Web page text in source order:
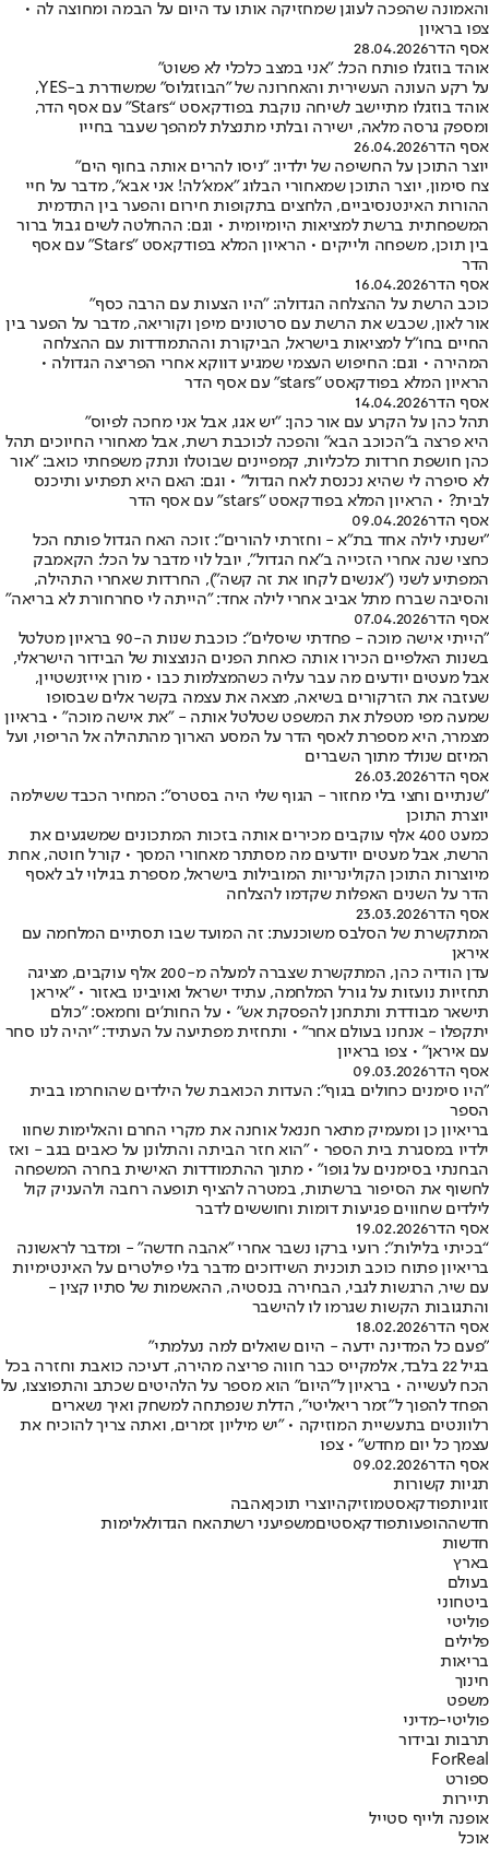
והאמונה שהפכה לעוגן שמחזיקה אותו עד היום על הבמה ומחוצה לה •
צפו בראיון
אסף הדר28.04.2026
אוהד בוזגלו פותח הכל: "אני במצב כלכלי לא פשוט"
על רקע העונה העשירית והאחרונה של "הבוזגלוס" שמשודרת ב-YES,
אוהד בוזגלו מתיישב לשיחה נוקבת בפודקאסט “Stars” עם אסף הדר,
ומספק גרסה מלאה, ישירה ובלתי מתנצלת למהפך שעבר בחייו
אסף הדר26.04.2026
יוצר התוכן על החשיפה של ילדיו: "ניסו להרים אותה בחוף הים"
צח סימון, יוצר התוכן שמאחורי הבלוג "אמא'לה! אני אבא", מדבר על חיי
ההורות האינטנסיביים, הלחצים בתקופות חירום והפער בין התדמית
המשפחתית ברשת למציאות היומיומית • וגם: ההחלטה לשים גבול ברור
בין תוכן, משפחה ולייקים • הראיון המלא בפודקאסט "Stars" עם אסף
הדר
אסף הדר16.04.2026
כוכב הרשת על ההצלחה הגדולה: "היו הצעות עם הרבה כסף"
אור לאון, שכבש את הרשת עם סרטונים מיפן וקוריאה, מדבר על הפער בין
החיים בחו"ל למציאות בישראל, הביקורת וההתמודדות עם ההצלחה
המהירה • וגם: החיפוש העצמי שמגיע דווקא אחרי הפריצה הגדולה •
הראיון המלא בפודקאסט "stars" עם אסף הדר
אסף הדר14.04.2026
תהל כהן על הקרע עם אור כהן: "יש אגו, אבל אני מחכה לפיוס"
היא פרצה ב"הכוכב הבא" והפכה לכוכבת רשת, אבל מאחורי החיוכים תהל
כהן חושפת חרדות כלכליות, קמפיינים שבוטלו ונתק משפחתי כואב: "אור
לא סיפרה לי שהיא נכנסת לאח הגדול" • וגם: האם היא תפתיע ותיכנס
לבית? • הראיון המלא בפודקאסט "stars" עם אסף הדר
אסף הדר09.04.2026
״ישנתי לילה אחד בת״א - וחזרתי להורים״: זוכה האח הגדול פותח הכל
כחצי שנה אחרי הזכייה ב"אח הגדול", יובל לוי מדבר על הכל: הקאמבק
המפתיע לשני ("אנשים לקחו את זה קשה"), החרדות שאחרי התהילה,
והסיבה שברח מתל אביב אחרי לילה אחד: "הייתה לי סחרחורת לא בריאה"
אסף הדר07.04.2026
"הייתי אישה מוכה - פחדתי שיסלים": כוכבת שנות ה-90 בראיון מטלטל
בשנות האלפיים הכירו אותה כאחת הפנים הנוצצות של הבידור הישראלי,
אבל מעטים יודעים מה עבר עליה כשהמצלמות כבו • מורן אייזנשטיין,
שעזבה את הזרקורים בשיאה, מצאה את עצמה בקשר אלים שבסופו
שמעה מפי מטפלת את המשפט שטלטל אותה - "את אישה מוכה" • בראיון
מצמרר, היא מספרת לאסף הדר על המסע הארוך מהתהילה אל הריפוי, ועל
המיזם שנולד מתוך השברים
אסף הדר26.03.2026
"שנתיים וחצי בלי מחזור - הגוף שלי היה בסטרס": המחיר הכבד ששילמה
יוצרת התוכן
כמעט 400 אלף עוקבים מכירים אותה בזכות המתכונים שמשגעים את
הרשת, אבל מעטים יודעים מה מסתתר מאחורי המסך • קורל חוטה, אחת
מיוצרות התוכן הקולינריות המובילות בישראל, מספרת בגילוי לב לאסף
הדר על השנים האפלות שקדמו להצלחה
אסף הדר23.03.2026
המתקשרת של הסלבס משוכנעת: זה המועד שבו תסתיים המלחמה עם
איראן
עדן הודיה כהן, המתקשרת שצברה למעלה מ-200 אלף עוקבים, מציגה
תחזיות נועזות על גורל המלחמה, עתיד ישראל ואויבינו באזור • "איראן
תישאר מבודדת ותתחנן להפסקת אש" • על החות'ים וחמאס: "כולם
יתקפלו - אנחנו בעולם אחר" • ותחזית מפתיעה על העתיד: "יהיה לנו סחר
עם איראן" • צפו בראיון
אסף הדר09.03.2026
"היו סימנים כחולים בגוף": העדות הכואבת של הילדים שהוחרמו בבית
הספר
בריאיון כן ומעמיק מתאר חננאל אוחנה את מקרי החרם והאלימות שחוו
ילדיו במסגרת בית הספר • "הוא חזר הביתה והתלונן על כאבים בגב - ואז
הבחנתי בסימנים על גופו" • מתוך ההתמודדות האישית בחרה המשפחה
לחשוף את הסיפור ברשתות, במטרה להציף תופעה רחבה ולהעניק קול
לילדים שחווים פגיעות דומות וחוששים לדבר
אסף הדר19.02.2026
“בכיתי בלילות”: רועי ברקו נשבר אחרי "אהבה חדשה" - ומדבר לראשונה
בריאיון פתוח כוכב תוכנית השידוכים מדבר בלי פילטרים על האינטימיות
עם שיר, הרגשות לגבי, הבחירה בנסטיה, ההאשמות של סתיו קצין -
והתגובות הקשות שגרמו לו להישבר
אסף הדר18.02.2026
"פעם כל המדינה ידעה - היום שואלים למה נעלמתי"
בגיל 22 בלבד, אלמקייס כבר חווה פריצה מהירה, דעיכה כואבת וחזרה בכל
הכח לעשייה • בראיון ל״היום״ הוא מספר על הלהיטים שכתב והתפוצצו, על
הפחד להפוך ל"זמר ריאליטי", הדלת שנפתחה למשחק ואיך נשארים
רלוונטים בתעשיית המוזיקה • "יש מיליון זמרים, ואתה צריך להוכיח את
עצמך כל יום מחדש" • צפו
אסף הדר09.02.2026
תגיות קשורות
זוגיותפודקאסטמוזיקהיוצרי תוכןאהבה
חדשההופעותפודקאסטיםמשפיעני רשתהאח הגדולאלימות
חדשות
בארץ
בעולם
ביטחוני
פוליטי
פלילים
בריאות
חינוך
משפט
פוליטי-מדיני
תרבות ובידור
ForReal
ספורט
תיירות
אופנה ולייף סטייל
אוכל